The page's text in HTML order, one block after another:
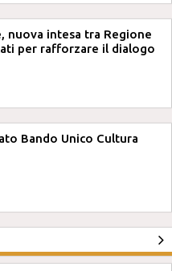
nuova intesa tra Regione
per rafforzare il dialogo
Bando Unico Cultura